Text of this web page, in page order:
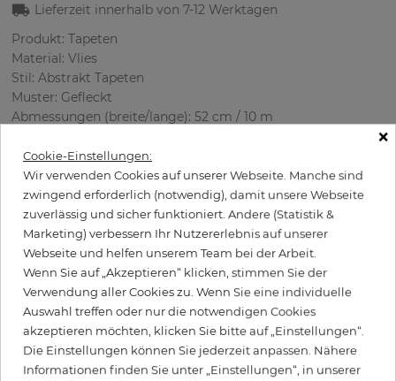
Lieferzeit innerhalb von7-12 Werktagen
Produkt: Tapeten
Material: Vlies
Stil: Abstrakt Tapete‎n
Muster: Gefleckt
Abmessungen (breite/lange): 52 cm / 10 m
Verwendung: Büro, Wohnzimmer
Farbe: Weiß
Musterfarbe: Silber
102,50 € per Rolle
Inkl. 19% MwSt. zzgl. Versand
Grundpreis pro m² - 19,71 €
Wird Kleister benötigt?
×
Cookie-Einstellungen:
Wir verwenden Cookies auf unserer Webseite. Manche sind
zwingend erforderlich (notwendig), damit unsere Webseite
zuverlässig und sicher funktioniert. Andere (Statistik &
Marketing) verbessern Ihr Nutzererlebnis auf unserer
Webseite und helfen unserem Team bei der Arbeit.
Wenn Sie auf „Akzeptieren“ klicken, stimmen Sie der
Verwendung aller Cookies zu. Wenn Sie eine individuelle
Auswahl treffen oder nur die notwendigen Cookies
akzeptieren möchten, klicken Sie bitte auf „Einstellungen“.
Die Einstellungen können Sie jederzeit anpassen. Nähere
Informationen finden Sie unter „Einstellungen“, in unserer